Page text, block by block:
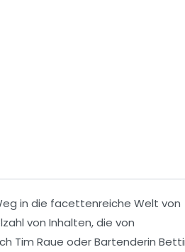
in die facettenreiche Welt von
von Inhalten, die von
Tim Raue oder Bartenderin